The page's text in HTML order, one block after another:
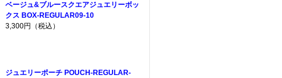
ベージュ&ブルースクエアジュエリーボッ
クス BOX-REGULAR09-10
3,300円（税込）
ジュエリーポーチ POUCH-REGULAR-